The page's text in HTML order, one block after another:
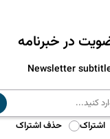
در خبرنامه
Newsletter
اشتراک حذف اشتراک